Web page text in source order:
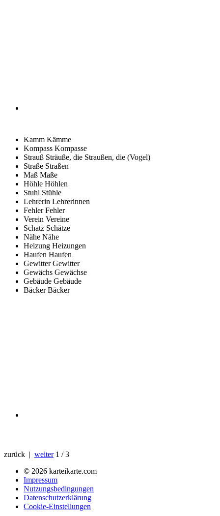
Kamm Kämme
Kompass Kompasse
Strauß Sträuße, die Straußen, die (Vogel)
Straße Straßen
Maß Maße
Höhle Höhlen
Stuhl Stühle
Lehrerin Lehrerinnen
FehlerFehler
Verein Vereine
Schatz Schätze
Nähe Nähe
Heizung Heizungen
Haufen Haufen
GewitterGewitter
Gewächs Gewächse
Gebäude Gebäude
BäckerBäcker
zurück | weiter 1 / 3
© 2026 karteikarte.com
Impressum
Nutzungsbedingungen
Datenschutzerklärung
Cookie-Einstellungen